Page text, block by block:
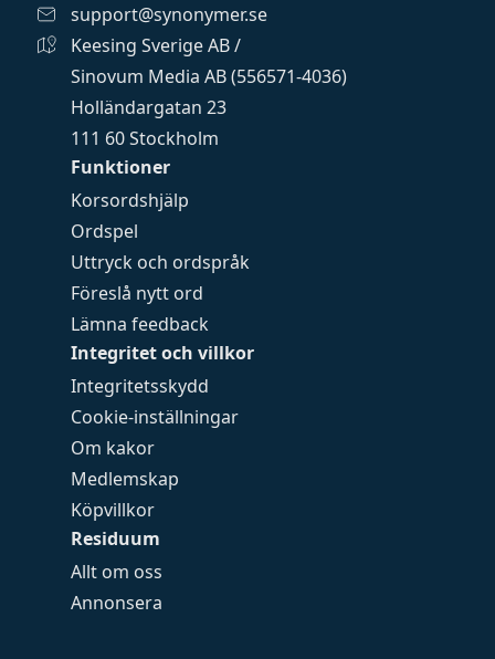
Funktioner
Korsordshjälp
Ordspel
Uttryck och ordspråk
Föreslå nytt ord
Lämna feedback
Integritet och villkor
Integritetsskydd
Cookie-inställningar
Om kakor
Medlemskap
Köpvillkor
Residuum
Allt om oss
Annonsera
support@synonymer.se
Keesing Sverige AB /
Sinovum Media AB (556571-4036)
Holländargatan 23
111 60 Stockholm